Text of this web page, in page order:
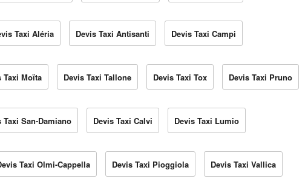
Taxi Aléria Devis Taxi Antisanti Devis Taxi Campi
Taxi Moïta Devis Taxi Tallone Devis Taxi Tox Devis Taxi Pruno
Taxi San-Damiano Devis Taxi Calvi Devis Taxi Lumio
Taxi Olmi-Cappella Devis Taxi Pioggiola Devis Taxi Vallica